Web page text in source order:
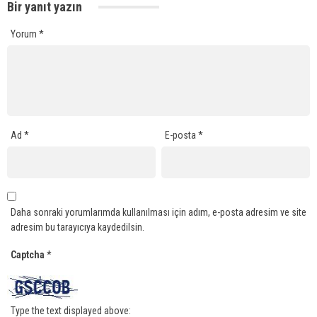
Bir yanıt yazın
Yorum *
Ad * E-posta*
Daha sonraki yorumlarımda kullanılması için adım, e-posta adresim ve site
adresim bu tarayıcıya kaydedilsin.
Captcha *
Type the text displayed above: